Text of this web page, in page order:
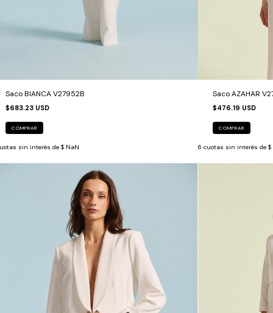
Saco BIANCA V27952B
$683.23 USD
COMPRAR
sin interés de $ NaN
Saco AZAHAR
$476.19 USD
COMPRAR
6 cuotas sin interés de $